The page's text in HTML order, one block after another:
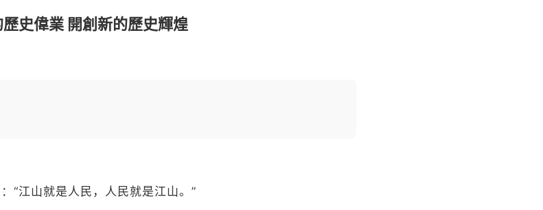
史偉業 開創新的歷史輝煌
“江山就是人民，人民就是江山。”